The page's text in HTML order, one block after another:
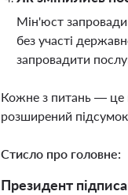
Мін'юст
без участі
запровадити
Кожне з питань — це
розширений
Стисло про головне:
Президент